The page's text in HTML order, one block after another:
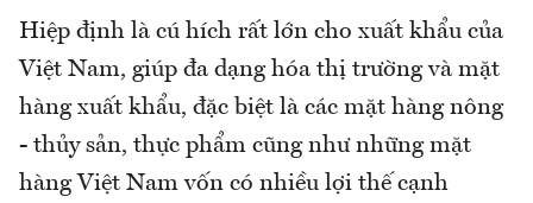
Hiệp định là cú hích rất lớn cho xuất khẩu của
Việt Nam, giúp đa dạng hóa thị trường và mặt
hàng xuất khẩu, đặc biệt là các mặt hàng nông
- thủy sản, thực phẩm cũng như những mặt
hàng Việt Nam vốn có nhiều lợi thế cạnh